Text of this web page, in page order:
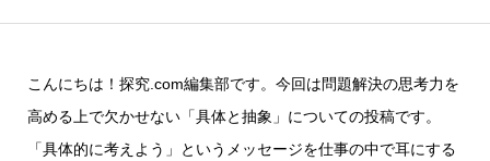
こんにちは！探究.com編集部です。今回は問題解決の思考力を
高める上で欠かせない「具体と抽象」についての投稿です。
「具体的に考えよう」というメッセージを仕事の中で耳にする